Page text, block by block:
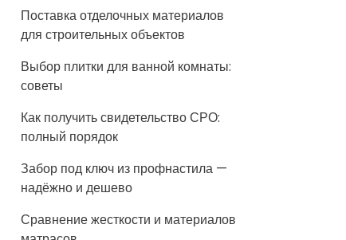
Поставка отделочных материалов
для строительных объектов
Выбор плитки для ванной комнаты:
советы
Как получить свидетельство СРО:
полный порядок
Забор под ключ из профнастила —
надёжно и дешево
Сравнение жесткости и материалов